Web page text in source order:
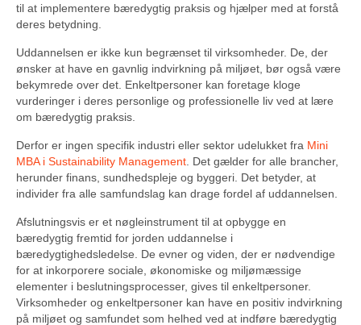
til at implementere bæredygtig praksis og hjælper med at forstå
deres betydning.
Uddannelsen er ikke kun begrænset til virksomheder. De, der
ønsker at have en gavnlig indvirkning på miljøet, bør også være
bekymrede over det. Enkeltpersoner kan foretage kloge
vurderinger i deres personlige og professionelle liv ved at lære
om bæredygtig praksis.
Derfor er ingen specifik industri eller sektor udelukket fra Mini
MBA i Sustainability Management . Det gælder for alle brancher,
herunder finans, sundhedspleje og byggeri. Det betyder, at
individer fra alle samfundslag kan drage fordel af uddannelsen.
Afslutningsvis er et nøgleinstrument til at opbygge en
bæredygtig fremtid for jorden uddannelse i
bæredygtighedsledelse. De evner og viden, der er nødvendige
for at inkorporere sociale, økonomiske og miljømæssige
elementer i beslutningsprocesser, gives til enkeltpersoner.
Virksomheder og enkeltpersoner kan have en positiv indvirkning
på miljøet og samfundet som helhed ved at indføre bæredygtig